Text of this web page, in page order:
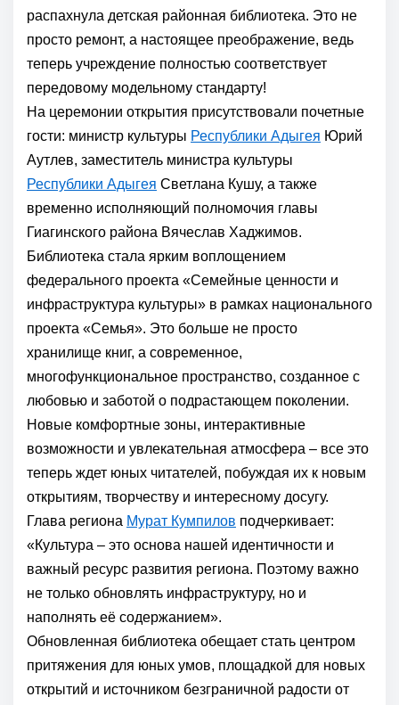
распахнула детская районная библиотека. Это не
просто ремонт, а настоящее преображение, ведь
теперь учреждение полностью соответствует
передовому модельному стандарту!
На церемонии открытия присутствовали почетные
гости: министр культуры Республики Адыгея Юрий
Аутлев, заместитель министра культуры
Республики Адыгея Светлана Кушу, а также
временно исполняющий полномочия главы
Гиагинского района Вячеслав Хаджимов.
Библиотека стала ярким воплощением
федерального проекта «Семейные ценности и
инфраструктура культуры» в рамках национального
проекта «Семья». Это больше не просто
хранилище книг, а современное,
многофункциональное пространство, созданное с
любовью и заботой о подрастающем поколении.
Новые комфортные зоны, интерактивные
возможности и увлекательная атмосфера – все это
теперь ждет юных читателей, побуждая их к новым
открытиям, творчеству и интересному досугу.
Глава региона Мурат Кумпилов подчеркивает:
«Культура – это основа нашей идентичности и
важный ресурс развития региона. Поэтому важно
не только обновлять инфраструктуру, но и
наполнять её содержанием».
Обновленная библиотека обещает стать центром
притяжения для юных умов, площадкой для новых
открытий и источником безграничной радости от